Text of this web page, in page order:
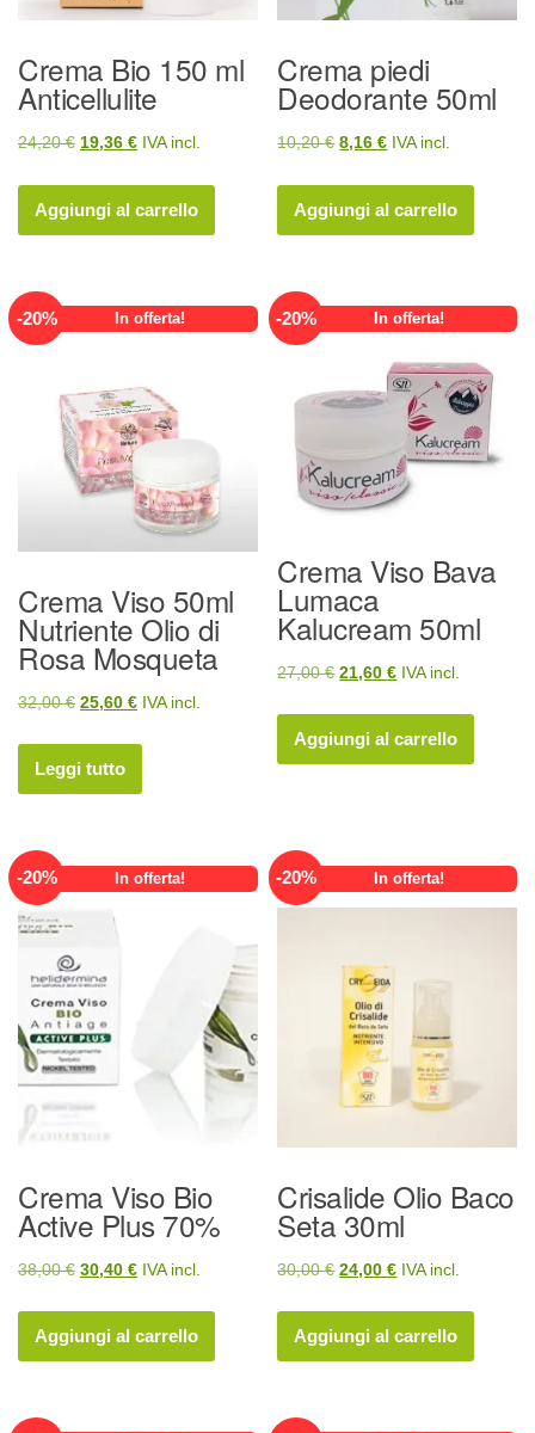
Crema Bio 150 ml
Anticellulite
24,20€ Il
originale
era:
19,36 €Il
attuale
è:
IVA incl.
Aggiungi al carrello
Crema piedi
Deodorante 50ml
10,20€ Il
originale
era:
8,16€Il
attuale
è:
IVA incl.
Aggiungi al carrello
-20% In offerta!
Crema Viso 50ml
Nutriente Olio di
Rosa Mosqueta
32,00€ Il
originale
era:
25,60 €Il
è:
IVA incl.
Leggi tutto
-20% In offerta!
Crema Viso Bava
Lumaca
Kalucream 50ml
27,00€ Il
originale
era:
21,60€Il
attuale
è:
IVA incl.
Aggiungi al carrello
-20% In offerta!
Crema Viso Bio
Active Plus 70%
38,00€ Il
originale
era:
30,40 €Il
attuale
è:
IVA incl.
Aggiungi al carrello
-20% In offerta!
Crisalide Olio Baco
Seta 30ml
30,00€ Il
originale
era:
24,00€Il
attuale
è:
IVA incl.
Aggiungi al carrello